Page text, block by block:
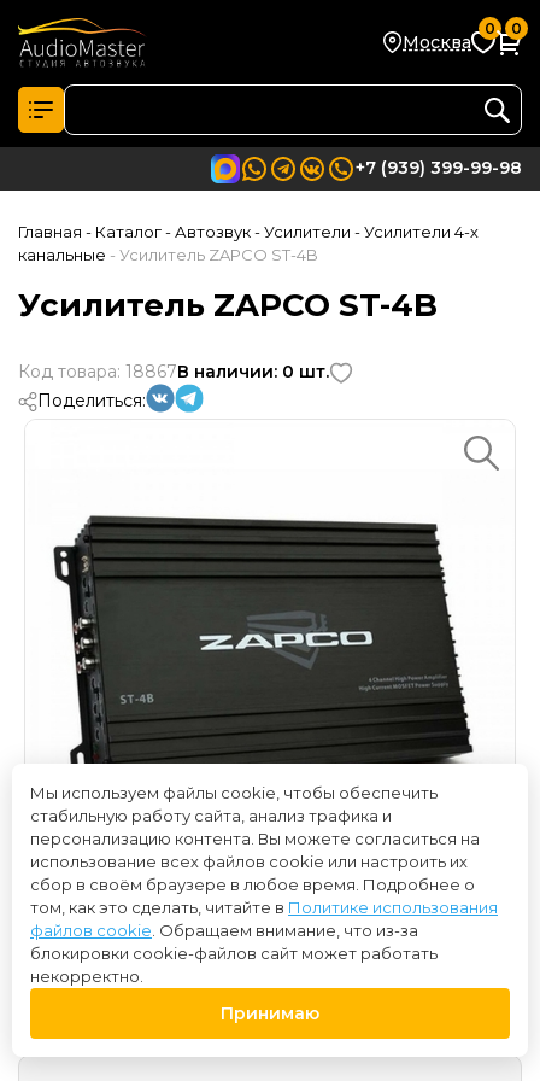
Москва
0 0
+7 (939) 399-99-98
Главная - Каталог- Автозвук- Усилители - Усилители 4-х
канальные - Усилитель ZAPCO ST-4B
Усилитель ZAPCO ST-4B
Код товара: 18867В наличии: 0 шт.
Поделиться:
10 000 ₽
Мы используем файлы cookie, чтобы обеспечить
стабильную работу сайта, анализ трафика и
персонализацию контента. Вы можете согласиться на
использование всех файлов cookie или настроить их
сбор в своём браузере в любое время. Подробнее о
том, как это сделать, читайте в Политике использования
файлов cookie . Обращаем внимание, что из-за
блокировки cookie-файлов сайт может работать
некорректно.
Принимаю